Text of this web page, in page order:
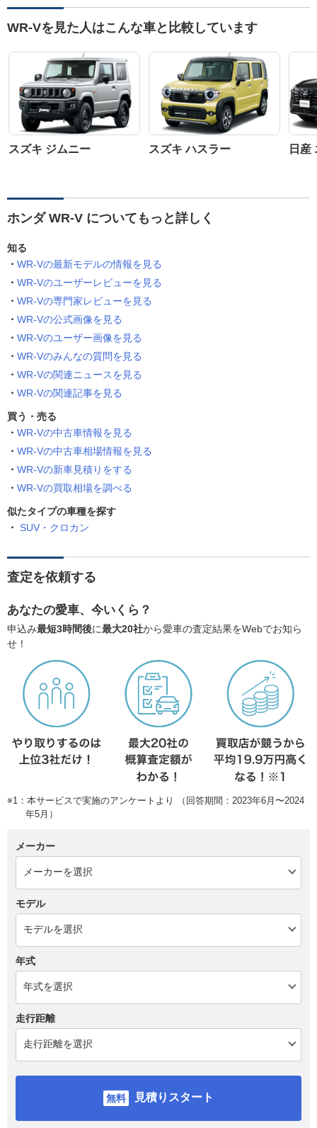
WR-Vを見た人はこんな車と比較しています
スズキ ジムニー スズキ ハスラー 日産
ホンダ WR-V についてもっと詳しく
知る
WR-Vの最新モデルの情報を見る
WR-Vのユーザーレビューを見る
WR-Vの専門家レビューを見る
WR-Vの公式画像を見る
WR-Vのユーザー画像を見る
WR-Vのみんなの質問を見る
WR-Vの関連ニュースを見る
WR-Vの関連記事を見る
買う・売る
WR-Vの中古車情報を見る
WR-Vの中古車相場情報を見る
WR-Vの新車見積りをする
WR-Vの買取相場を調べる
似たタイプの車種を探す
SUV・クロカン
査定を依頼する
あなたの愛車、今いくら？
申込み最短3時間後に最大20社から愛車の査定結果をWebでお知ら
せ！
※1：本サービスで実施のアンケートより （回答期間：2023年6月〜2024
年5月）
メーカー
モデル
年式
走行距離
見積りスタート